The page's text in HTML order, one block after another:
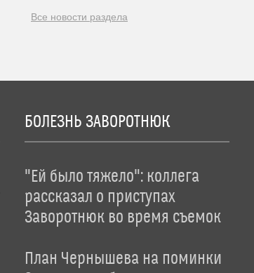
Все новости раздела
БОЛЕЗНЬ ЗАВОРОТНЮК
"Ей было тяжело": коллега
рассказал о приступах
Заворотнюк во время съемок
План Чернышева на поминки